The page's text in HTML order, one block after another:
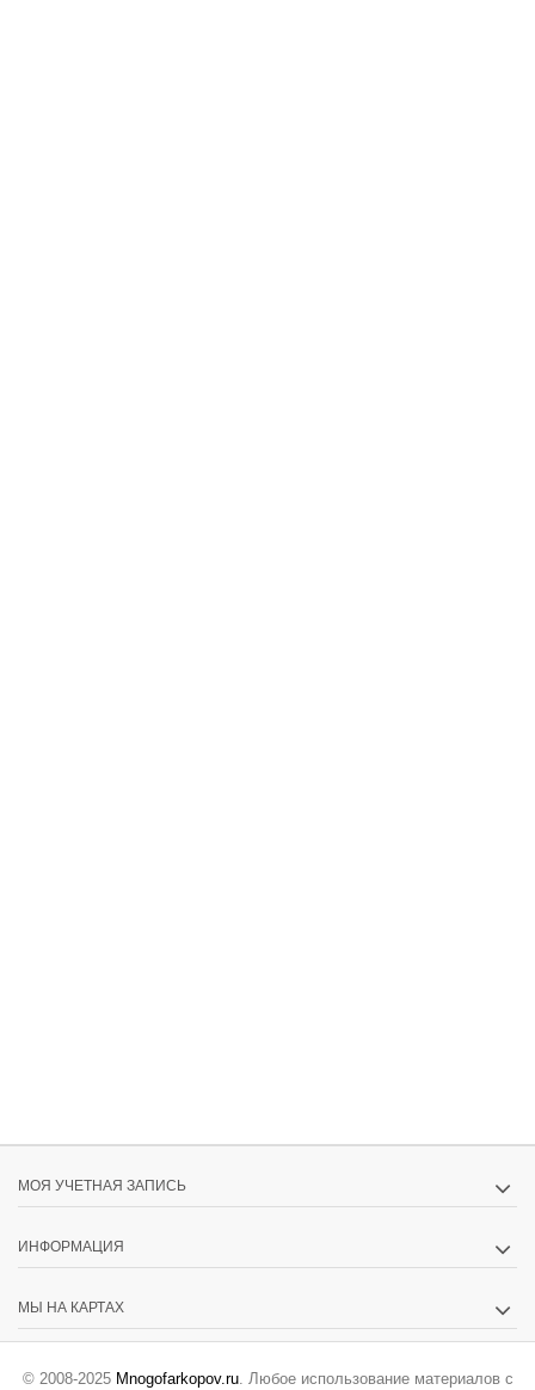
МОЯ УЧЕТНАЯ ЗАПИСЬ
ИНФОРМАЦИЯ
МЫ НА КАРТАХ
© 2008-2025 Mnogofarkopov.ru. Любое использование материалов с